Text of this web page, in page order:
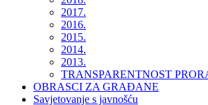
2017.
2016.
2015.
2014.
2013.
TRANSPARENTNOST
OBRASCI ZA GRAĐANE
Savjetovanje s javnošću